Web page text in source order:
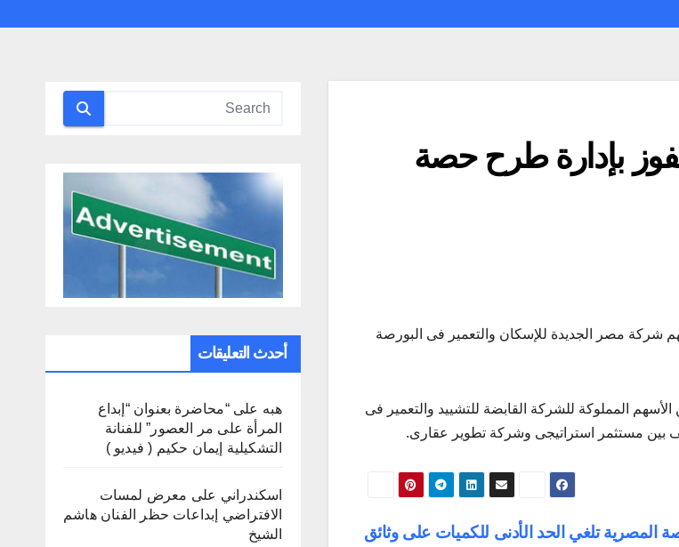
بإدارة طرح حصة
شركة مصر الجديدة للإسكان والتعمير فى البورصة
العمومية للشركة قد وافقت على طرح نسبة تصل إلى %25 من الأسهم المملوكة للشركة القابضة للتشييد والتعمير فى
المصرية تلغي الحد الأدنى للكميات على وثائق
أحدث التعليقات
هبه على“محاضرة بعنوان “إبداع
المرأة على مر العصور” للفنانة
التشكيلية إيمان حكيم ( فيديو )
اسكندراني على معرض لمسات
الافتراضي إبداعات حظر الفنان هاشم
الشيخ